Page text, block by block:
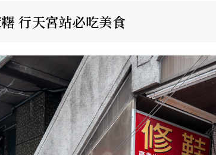
行天宮站必吃美食